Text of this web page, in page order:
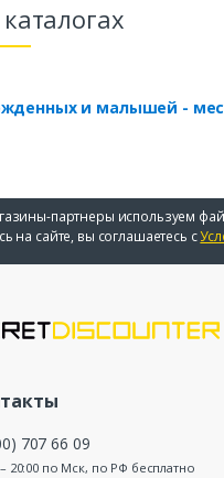
и малышей - мес
партнеры используем
на сайте, вы соглашаетесь с
707 66 09
– 20:00 по Мск, по РФ бесплатно